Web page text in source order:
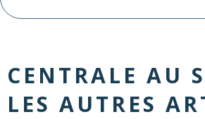
CENTRALE AU
LES AUTRES